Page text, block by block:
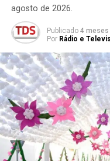
agosto de 2026.
Publicado 4 meses
Por Rádio e